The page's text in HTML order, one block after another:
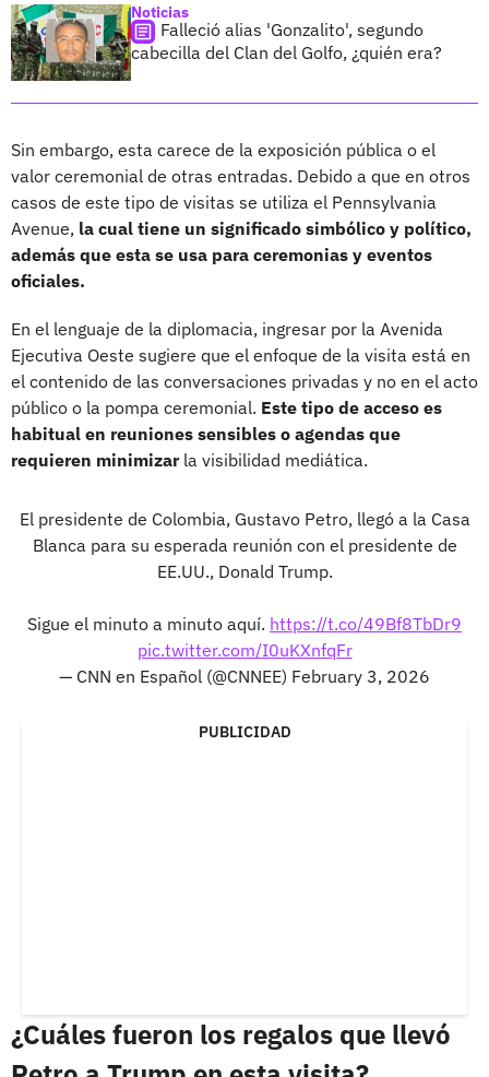
Noticias
Falleció alias 'Gonzalito', segundo
cabecilla del Clan del Golfo, ¿quién era?
Sin embargo, esta carece de la exposición pública o el
valor ceremonial de otras entradas. Debido a que en otros
casos de este tipo de visitas se utiliza el Pennsylvania
Avenue, la cual tiene un significado simbólico y político,
además que esta se usa para ceremonias y eventos
oficiales.
En el lenguaje de la diplomacia, ingresar por la Avenida
Ejecutiva Oeste sugiere que el enfoque de la visita está en
el contenido de las conversaciones privadas y no en el acto
público o la pompa ceremonial. Este tipo de acceso es
habitual en reuniones sensibles o agendas que
requieren minimizarla visibilidad mediática.
El presidente de Colombia, Gustavo Petro, llegó a la Casa
Blanca para su esperada reunión con el presidente de
EE.UU., Donald Trump.
Sigue el minuto a minuto aquí. https://t.co/49Bf8TbDr9
pic.twitter.com/I0uKXnfqFr
— CNN en Español (@CNNEE) February 3, 2026
PUBLICIDAD
¿Cuáles fueron los regalos que llevó